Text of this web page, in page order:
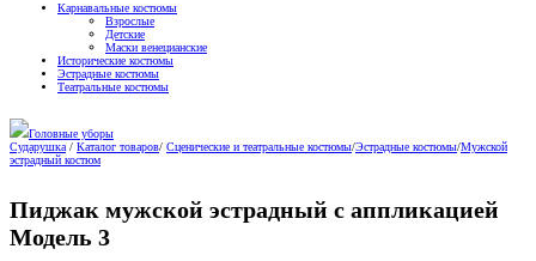
Карнавальные костюмы
Взрослые
Детские
Маски венецианские
Исторические костюмы
Эстрадные костюмы
Театральные костюмы
Головные уборы
Сударушка / Каталог товаров/ Сценические и театральные костюмы/Эстрадные костюмы/Мужской
эстрадный костюм
Пиджак мужской эстрадный с аппликацией
Модель 3